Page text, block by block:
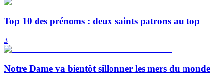
Top 10 des prénoms : deux saints patrons au top
3
Notre Dame va bientôt sillonner les mers du monde